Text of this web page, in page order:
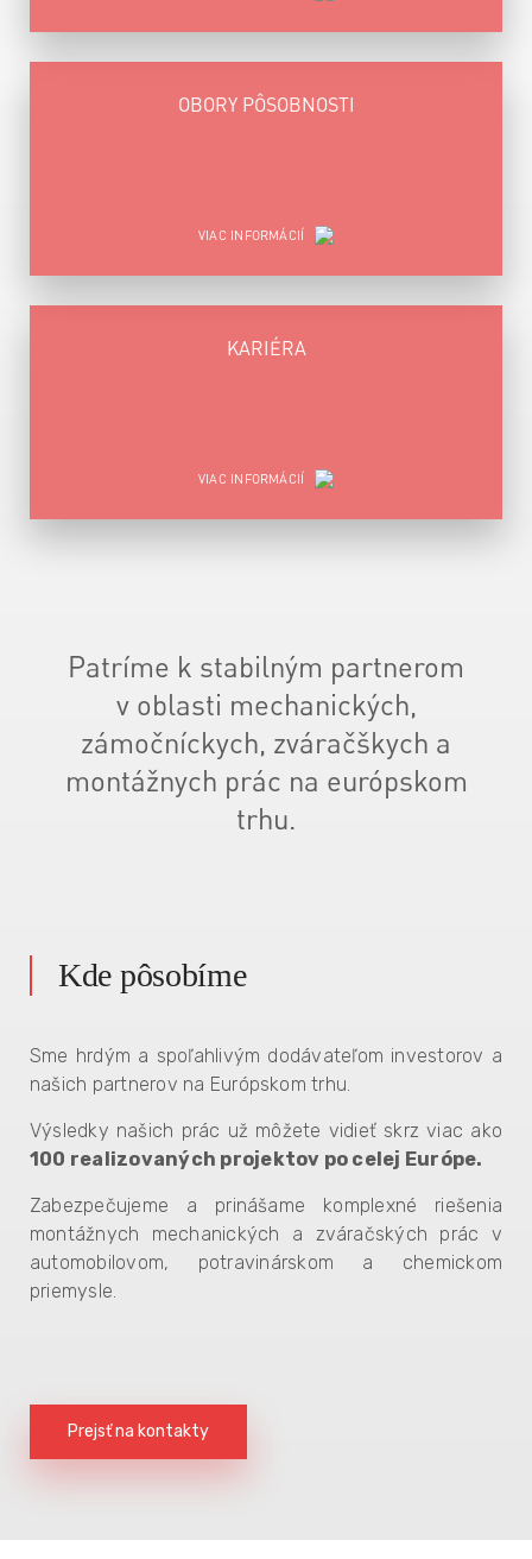
OBORY PÔSOBNOSTI
VIAC INFORMÁCIÍ
KARIÉRA
VIAC INFORMÁCIÍ
Patríme k stabilným partnerom
v oblasti mechanických,
zámočníckych, zváračškych a
montážnych prác na európskom
trhu.
Kde pôsobíme
Sme hrdým a spoľahlivým dodávateľom investorov a
našich partnerov na Európskom trhu.
Výsledky našich prác už môžete vidieť skrz viac ako
100 realizovaných projektov po celej Európe.
Zabezpečujeme a prinášame komplexné riešenia
montážnych mechanických a zváračských prác v
automobilovom, potravinárskom a chemickom
priemysle.
Prejsť na kontakty